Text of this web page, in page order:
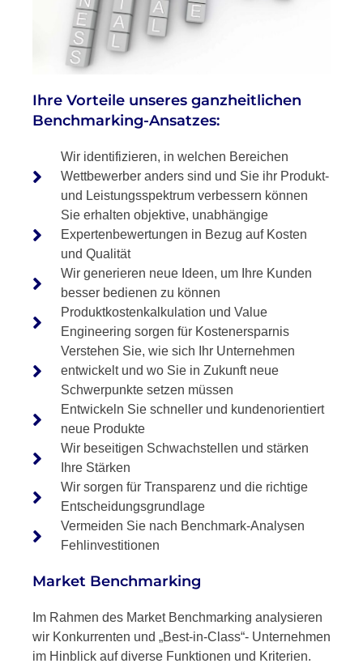
Ihre Vorteile unseres ganzheitlichen
Benchmarking-Ansatzes:
Wir identifizieren, in welchen Bereichen
Wettbewerber anders sind und Sie ihr Produkt-
und Leistungsspektrum verbessern können
Sie erhalten objektive, unabhängige
Expertenbewertungen in Bezug auf Kosten
und Qualität
Wir generieren neue Ideen, um Ihre Kunden
besser bedienen zu können
Produktkostenkalkulation und Value
Engineering sorgen für Kostenersparnis
Verstehen Sie, wie sich Ihr Unternehmen
entwickelt und wo Sie in Zukunft neue
Schwerpunkte setzen müssen
Entwickeln Sie schneller und kundenorientiert
neue Produkte
Wir beseitigen Schwachstellen und stärken
Ihre Stärken
Wir sorgen für Transparenz und die richtige
Entscheidungsgrundlage
Vermeiden Sie nach Benchmark-Analysen
Fehlinvestitionen
Market Benchmarking
Im Rahmen des Market Benchmarking analysieren
wir Konkurrenten und „Best-in-Class“- Unternehmen
im Hinblick auf diverse Funktionen und Kriterien.